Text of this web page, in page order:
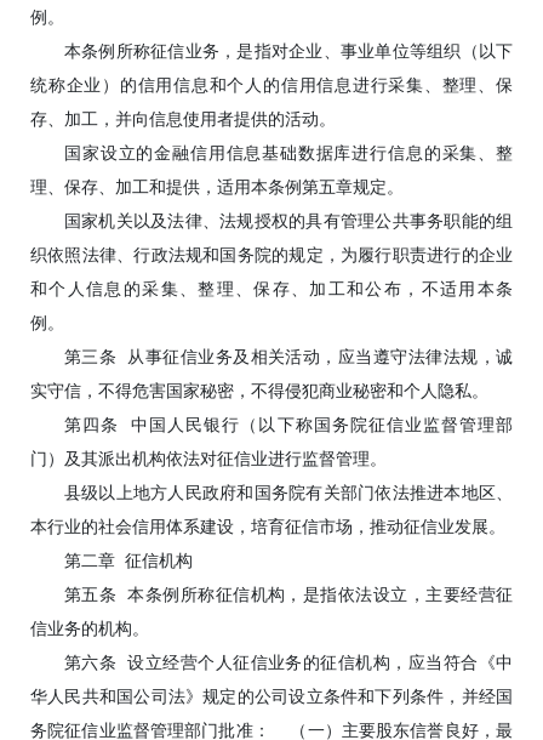
例。
本条例所称征信业务，是指对企业、事业单位等组织（以下
统称企业）的信用信息和个人的信用信息进行采集、整理、保
存、加工，并向信息使用者提供的活动。
国家设立的金融信用信息基础数据库进行信息的采集、整
理、保存、加工和提供，适用本条例第五章规定。
国家机关以及法律、法规授权的具有管理公共事务职能的组
织依照法律、行政法规和国务院的规定，为履行职责进行的企业
和个人信息的采集、整理、保存、加工和公布，不适用本条
例。
第三条 从事征信业务及相关活动，应当遵守法律法规，诚
实守信，不得危害国家秘密，不得侵犯商业秘密和个人隐私。
第四条 中国人民银行（以下称国务院征信业监督管理部
门）及其派出机构依法对征信业进行监督管理。
县级以上地方人民政府和国务院有关部门依法推进本地区、
本行业的社会信用体系建设，培育征信市场，推动征信业发展。
第二章 征信机构
第五条 本条例所称征信机构，是指依法设立，主要经营征
信业务的机构。
第六条 设立经营个人征信业务的征信机构，应当符合《中
华人民共和国公司法》规定的公司设立条件和下列条件，并经国
务院征信业监督管理部门批准： （一）主要股东信誉良好，最